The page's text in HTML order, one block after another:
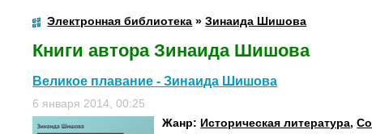
Электронная библиотека »Зинаида Шишова
Книги автора Зинаида Шишова
Великое плавание - Зинаида Шишова
6 января 2014, 00:25
Жанр: Историческая литература,